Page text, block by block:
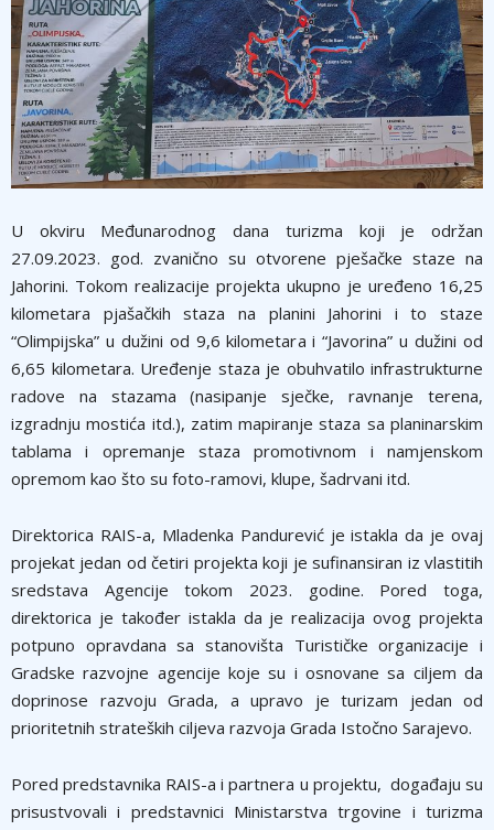
U okviru Međunarodnog dana turizma koji je održan
27.09.2023. god. zvanično su otvorene pješačke staze na
Jahorini. Tokom realizacije projekta ukupno je uređeno 16,25
kilometara pjašačkih staza na planini Jahorini i to staze
“Olimpijska” u dužini od 9,6 kilometara i “Javorina” u dužini od
6,65 kilometara. Uređenje staza je obuhvatilo infrastrukturne
radove na stazama (nasipanje sječke, ravnanje terena,
izgradnju mostića itd.), zatim mapiranje staza sa planinarskim
tablama i opremanje staza promotivnom i namjenskom
opremom kao što su foto-ramovi, klupe, šadrvani itd.
Direktorica RAIS-a, Mladenka Pandurević je istakla da je ovaj
projekat jedan od četiri projekta koji je sufinansiran iz vlastitih
sredstava Agencije tokom 2023. godine. Pored toga,
direktorica je također istakla da je realizacija ovog projekta
potpuno opravdana sa stanovišta Turističke organizacije i
Gradske razvojne agencije koje su i osnovane sa ciljem da
doprinose razvoju Grada, a upravo je turizam jedan od
prioritetnih strateških ciljeva razvoja Grada Istočno Sarajevo.
Pored predstavnika RAIS-a i partnera u projektu, događaju su
prisustvovali i predstavnici Ministarstva trgovine i turizma